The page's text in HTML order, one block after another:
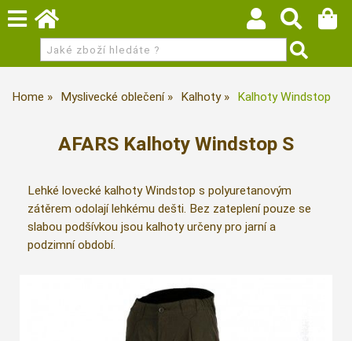
Home Myslivecké oblečení Kalhoty Kalhoty Windstop
AFARS Kalhoty Windstop S
Lehké lovecké kalhoty Windstop s polyuretanovým
zátěrem odolají lehkému dešti. Bez zateplení pouze se
slabou podšívkou jsou kalhoty určeny pro jarní a
podzimní období.